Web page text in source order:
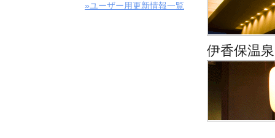
伊香保温
»ユーザー用更新情報一覧